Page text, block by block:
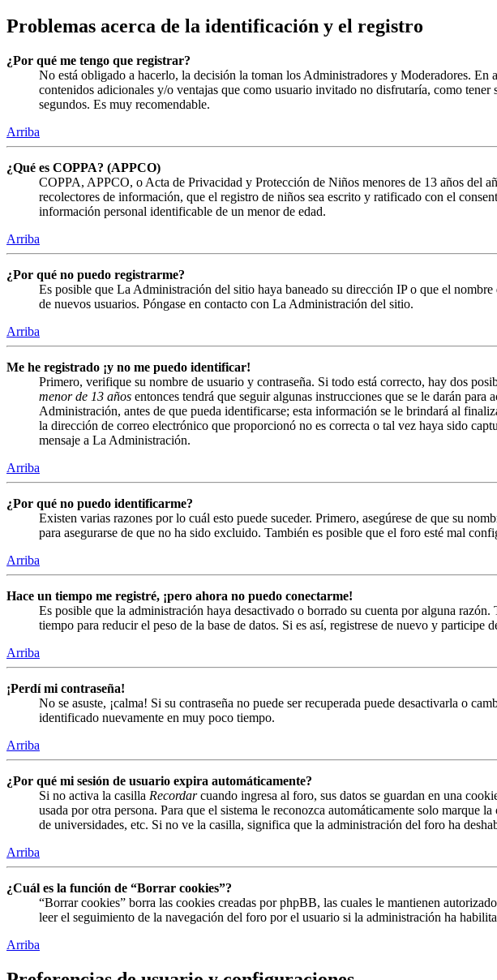
Problemas acerca de la identificación y el registro
¿Por qué me tengo que registrar?
No está obligado a hacerlo, la decisión la toman los Administradores y Moderadores. En
contenidos adicionales y/o ventajas que como usuario invitado no disfrutaría, como
segundos. Es muy recomendable.
Arriba
¿Qué es COPPA? (APPCO)
COPPA, APPCO, o Acta de Privacidad y Protección de Niños menores de 13 años del
recolectores de información, que el registro de niños sea escrito y ratificado con el
información personal identificable de un menor de edad.
Arriba
¿Por qué no puedo registrarme?
Es posible que La Administración del sitio haya baneado su dirección IP o que el
de nuevos usuarios. Póngase en contacto con La Administración del sitio.
Arriba
Me he registrado ¡y no me puedo identificar!
Primero, verifique su nombre de usuario y contraseña. Si todo está correcto, hay dos
menor de 13 años entonces tendrá que seguir algunas instrucciones que se le darán
Administración, antes de que pueda identificarse; esta información se le brindará al
la dirección de correo electrónico que proporcionó no es correcta o tal vez haya sido
mensaje a La Administración.
Arriba
¿Por qué no puedo identificarme?
Existen varias razones por lo cuál esto puede suceder. Primero, asegúrese de que su
para asegurarse de que no ha sido excluido. También es posible que el foro esté mal
Arriba
Hace un tiempo me registré, ¡pero ahora no puedo conectarme!
Es posible que la administración haya desactivado o borrado su cuenta por alguna
tiempo para reducir el peso de la base de datos. Si es así, registrese de nuevo y participe
Arriba
¡Perdí mi contraseña!
No se asuste, ¡calma! Si su contraseña no puede ser recuperada puede desactivarla o
identificado nuevamente en muy poco tiempo.
Arriba
¿Por qué mi sesión de usuario expira automáticamente?
Si no activa la casilla Recordarcuando ingresa al foro, sus datos se guardan en una
usada por otra persona. Para que el sistema le reconozca automáticamente solo
de universidades, etc. Si no ve la casilla, significa que la administración del foro ha
Arriba
¿Cuál es la función de “Borrar cookies”?
“Borrar cookies” borra las cookies creadas por phpBB, las cuales le mantienen
leer el seguimiento de la navegación del foro por el usuario si la administración ha
Arriba